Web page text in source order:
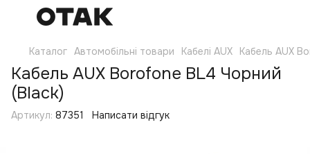
Каталог Автомобільні товари Кабелі AUX Кабель AUX
Кабель AUX Borofone BL4 Чорний
(Black)
Артикул: 87351 Написати відгук